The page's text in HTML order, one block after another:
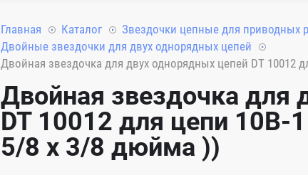
Главная Каталог
Звездочки цепные для приводных
Двойные звездочки для двух однорядных цепей
Двойная звездочка для двух однорядных цепей DT 10012
Двойная звездочка для
DT 10012 для цепи
5/8 x 3/8 дюйма ))